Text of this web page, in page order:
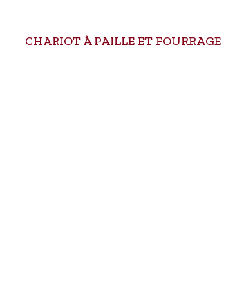
CHARIOT À PAILLE ET FOURRAGE